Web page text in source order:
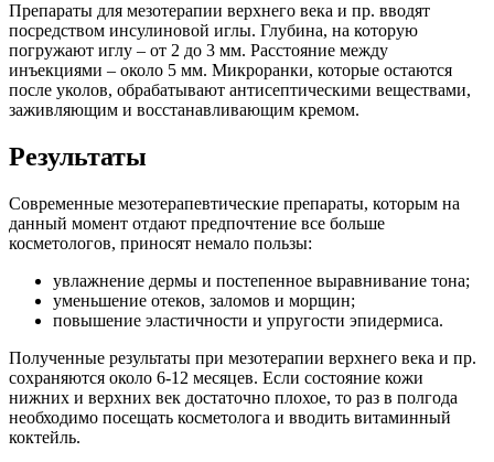
Препараты для мезотерапии верхнего века и пр. вводят
посредством инсулиновой иглы. Глубина, на которую
погружают иглу – от 2 до 3 мм. Расстояние между
инъекциями – около 5 мм. Микроранки, которые остаются
после уколов, обрабатывают антисептическими веществами,
заживляющим и восстанавливающим кремом.
Результаты
Современные мезотерапевтические препараты, которым на
данный момент отдают предпочтение все больше
косметологов, приносят немало пользы:
увлажнение дермы и постепенное выравнивание тона;
уменьшение отеков, заломов и морщин;
повышение эластичности и упругости эпидермиса.
Полученные результаты при мезотерапии верхнего века и пр.
сохраняются около 6-12 месяцев. Если состояние кожи
нижних и верхних век достаточно плохое, то раз в полгода
необходимо посещать косметолога и вводить витаминный
коктейль.